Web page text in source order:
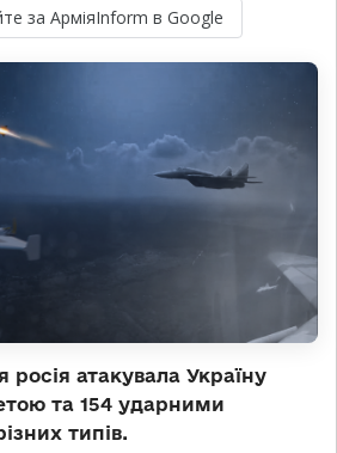
за АрміяInform в Google
росія атакувала Україну
та 154 ударними
типів.